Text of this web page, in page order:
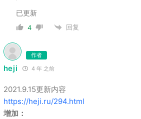
已更新
4 回复
作者
heji 4 年 之前
2021.9.15更新内容
https://heji.ru/294.html
增加：